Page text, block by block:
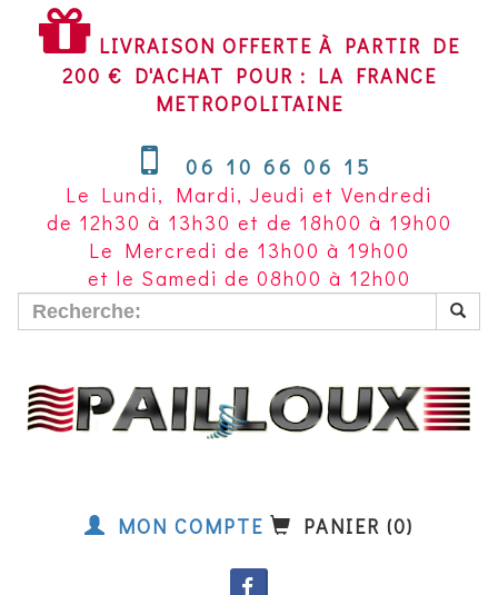
OFFERTE
À
PARTIR
€
D'ACHAT
POUR
LA
FRANCE
METROPOLITAINE~
LIVRAISON OFFERTE À PARTIR DE
200 € D'ACHAT POUR : LA FRANCE
METROPOLITAINE
06 10 66 06 15
Le Lundi, Mardi, Jeudi et Vendredi
de 12h30 à 13h30 et de 18h00 à 19h00
Le Mercredi de 13h00 à 19h00
et le Samedi de 08h00 à 12h00
MON COMPTE PANIER (0)